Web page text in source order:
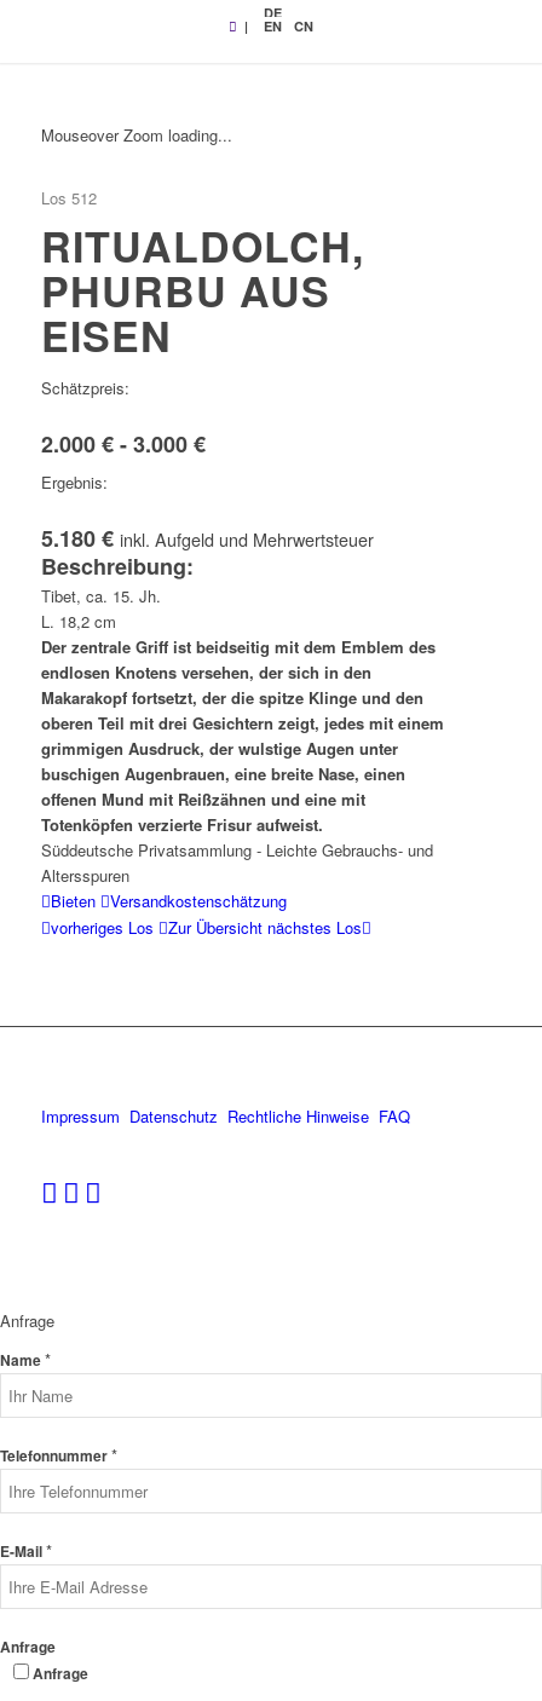
|
DE
EN CN
Mouseover Zoom loading...
Los 512
RITUALDOLCH,
PHURBU AUS
EISEN
Schätzpreis:
2.000 € - 3.000 €
Ergebnis:
5.180 € inkl. Aufgeld und Mehrwertsteuer
Beschreibung:
Tibet, ca. 15. Jh.
L. 18,2 cm
Der zentrale Griff ist beidseitig mit dem Emblem des
endlosen Knotens versehen, der sich in den
Makarakopf fortsetzt, der die spitze Klinge und den
oberen Teil mit drei Gesichtern zeigt, jedes mit einem
grimmigen Ausdruck, der wulstige Augen unter
buschigen Augenbrauen, eine breite Nase, einen
offenen Mund mit Reißzähnen und eine mit
Totenköpfen verzierte Frisur aufweist.
Süddeutsche Privatsammlung - Leichte Gebrauchs- und
Altersspuren
Bieten
Versandkostenschätzung
vorheriges Los
Zur Übersicht nächstes Los
Impressum Datenschutz Rechtliche Hinweise FAQ
Anfrage
Name*
Telefonnummer*
E-Mail*
Anfrage
Anfrage